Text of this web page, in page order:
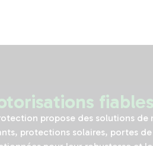
propose des solutions de
protections solaires, portes